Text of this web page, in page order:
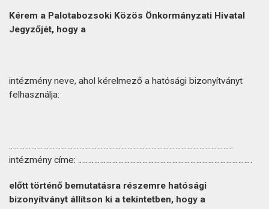
Kérem a Palotabozsoki Közös Önkormányzati Hivatal
Jegyzőjét, hogy a
intézmény neve, ahol kérelmező a hatósági bizonyítványt
felhasználja:
………………………………………………………………………………………………….
intézmény címe: ……………………………………………………………………………
előtt történő bemutatásra részemre hatósági
bizonyítványt állítson ki a tekintetben, hogy a